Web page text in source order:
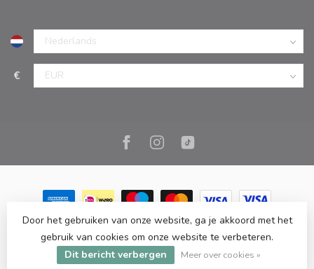
€
© Copyright 2026 Marc Cook & Home | Webshop | Fysieke
kookwinkel in Elst |- Powered byLightspeed-Lightspeed design
byDyvelopment
Door het gebruiken van onze website, ga je akkoord met het
gebruik van cookies om onze website te verbeteren.
Dit bericht verbergen
Meer over cookies »